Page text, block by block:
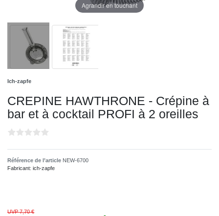
Agrandir en touchant
Ich-zapfe
CREPINE HAWTHRONE - Crépine à
bar et à cocktail PROFI à 2 oreilles
Référence de l’article NEW-6700
Fabricant: ich-zapfe
UVP 7,70 €